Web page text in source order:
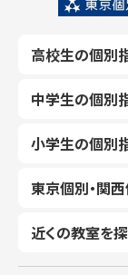
高校生の個別
中学生の個別
小学生の個別
東京個別・関
近くの教室を